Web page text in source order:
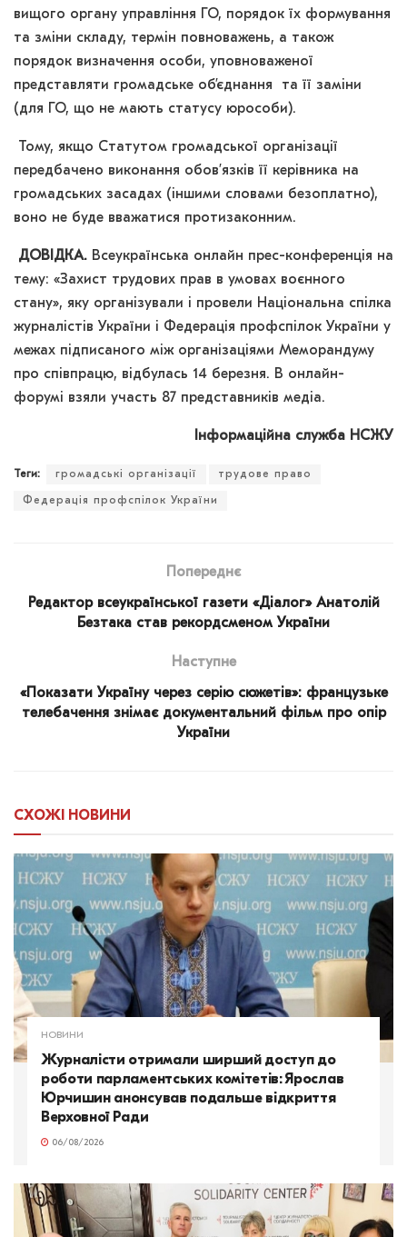
вищого органу управління ГО, порядок їх формування
та зміни складу, термін повноважень, а також
порядок визначення особи, уповноваженої
представляти громадське об’єднання та її заміни
(для ГО, що не мають статусу юрособи).
Тому, якщо Статутом громадської організації
передбачено виконання обов’язків її керівника на
громадських засадах (іншими словами безоплатно),
воно не буде вважатися протизаконним.
ДОВІДКА. Всеукраїнська онлайн прес-конференція на
тему: «Захист трудових прав в умовах воєнного
стану», яку організували і провели Національна спілка
журналістів України і Федерація профспілок України у
межах підписаного між організаціями Меморандуму
про співпрацю, відбулась 14 березня. В онлайн-
форумі взяли участь 87 представників медіа.
Інформаційна служба НСЖУ
Теги: громадські організації трудове право
Федерація профспілок України
Попереднє
Редактор всеукраїнської газети «Діалог» Анатолій
Безтака став рекордсменом України
Наступне
«Показати Україну через серію сюжетів»: французьке
телебачення знімає документальний фільм про опір
України
СХОЖІ НОВИНИ
НОВИНИ
Журналісти отримали ширший доступ до
роботи парламентських комітетів: Ярослав
Юрчишин анонсував подальше відкриття
Верховної Ради
06/08/2026